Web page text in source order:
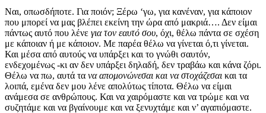
Ναι, οπωσδήποτε. Για ποιόν; Ξέρω ‘γω, για κανέναν, για κάποιον
που μπορεί να μας βλέπει εκείνη την ώρα από μακριά…. Δεν είμαι
πάντως αυτό που λένε για τον εαυτό σου, όχι, θέλω πάντα σε σχέση
με κάποιαν ή με κάποιον. Με παρέα θέλω να γίνεται ό,τι γίνεται.
Και μέσα από αυτούς να υπάρξει και το γνώθι σαυτόν,
ενδεχομένως -κι αν δεν υπάρξει δηλαδή, δεν τραβάω και κάνα ζόρι.
Θέλω να πω, αυτά τα να απομονώνεσαι και να στοχάζεσαι και τα
λοιπά, εμένα δεν μου λένε απολύτως τίποτα. Θέλω να είμαι
ανάμεσα σε ανθρώπους. Και να χαιρόμαστε και να τρώμε και να
συζητάμε και να βγαίνουμε και να ξενυχτάμε και ν’ αγαπιόμαστε.